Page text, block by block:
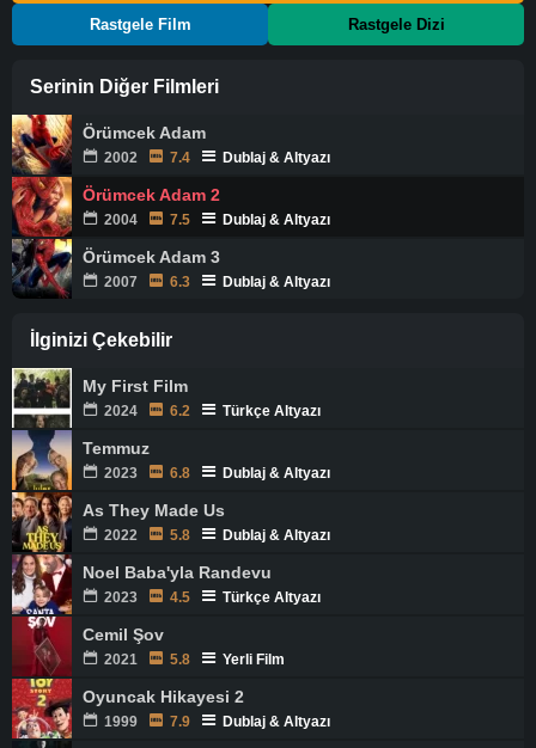
Rastgele Film Rastgele Dizi
Serinin Diğer Filmleri
Örümcek Adam
2002 7.4 Dublaj & Altyazı
Örümcek Adam 2
2004 7.5 Dublaj & Altyazı
Örümcek Adam 3
2007 6.3 Dublaj & Altyazı
İlginizi Çekebilir
My First Film
2024 6.2 Türkçe Altyazı
Temmuz
2023 6.8 Dublaj & Altyazı
As They Made Us
2022 5.8 Dublaj & Altyazı
Noel Baba'yla Randevu
2023 4.5 Türkçe Altyazı
Cemil Şov
2021 5.8 Yerli Film
Oyuncak Hikayesi 2
1999 7.9 Dublaj & Altyazı